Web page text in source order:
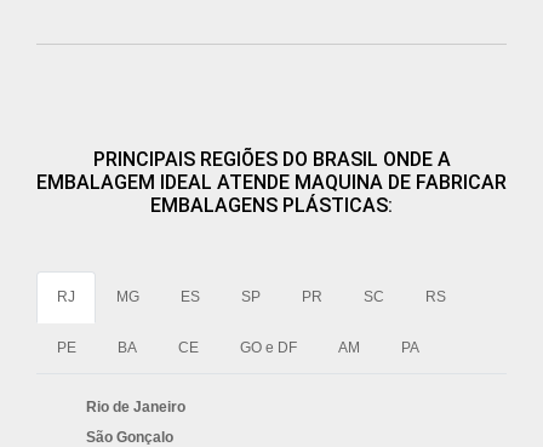
PRINCIPAIS REGIÕES DO BRASIL ONDE A
EMBALAGEM IDEAL ATENDE MAQUINA DE FABRICAR
EMBALAGENS PLÁSTICAS:
RJ MG ES SP PR SC RS
PE BA CE GO e DF AM PA
Rio de Janeiro
São Gonçalo